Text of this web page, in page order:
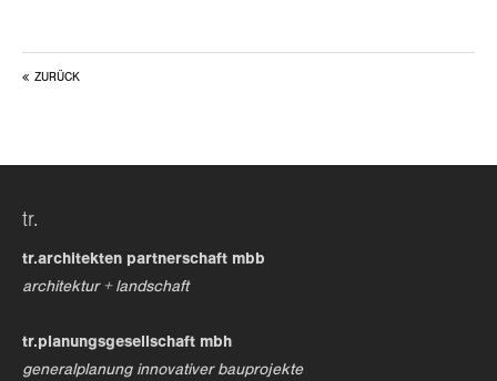
get in touch
376-293 city road, suite 600
san francisco, ca 94102
ZURÜCK
tr.
tr.architekten partnerschaft mbb
architektur + landschaft
tr.planungsgesellschaft mbh
generalplanung innovativer bauprojekte